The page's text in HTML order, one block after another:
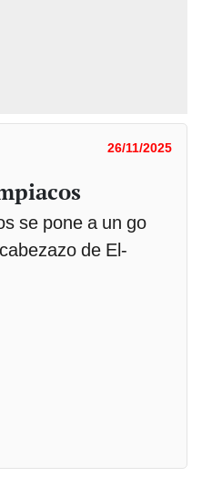
26/11/2025
se pone a un go
de El-